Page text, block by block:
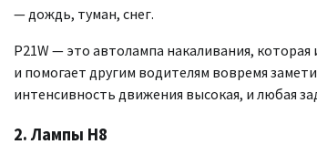
— дождь, туман, снег.
P21W — это автолампа накаливания,
и помогает другим водителям вовремя
интенсивность движения высокая, и любая
2.Лампы H8